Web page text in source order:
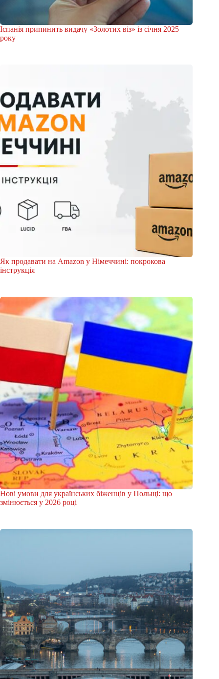
Іспанія припинить видачу «Золотих віз» із січня 2025
року
Як продавати на Amazon у Німеччині: покрокова
інструкція
Нові умови для українських біженців у Польщі: що
змінюється у 2026 році